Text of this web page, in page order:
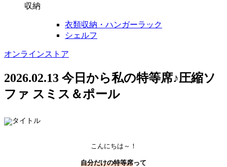
収納
衣類収納・ハンガーラック
シェルフ
オンラインストア
2026.02.13 今日から私の特等席♪圧縮ソ
ファ スミス＆ポール
こんにちは～！
自分だけの特等席って